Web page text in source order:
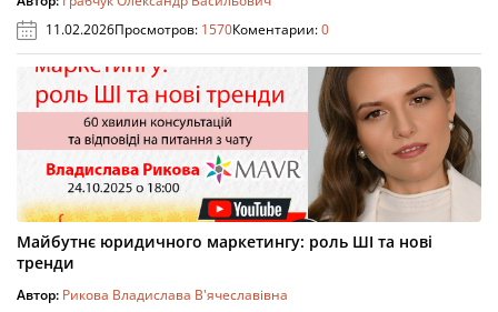
11.02.2026Просмотров: 1570Коментарии:0
Майбутнє юридичного маркетингу: роль ШІ та нові
тренди
Автор: Рикова Владислава В'ячеславівна